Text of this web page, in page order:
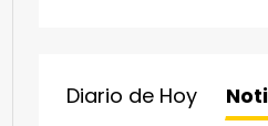
Diario de Hoy